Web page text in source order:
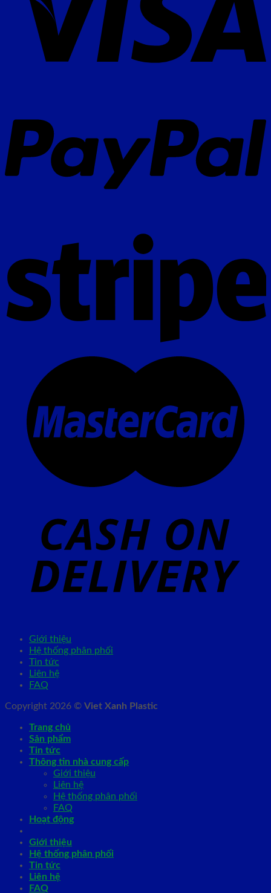
Giới thiệu
Hệ thống phân phối
Tin tức
Liên hệ
FAQ
Copyright 2026 © Viet Xanh Plastic
Trang chủ
Sản phẩm
Tin tức
Thông tin nhà cung cấp
Giới thiệu
Liên hệ
Hệ thống phân phối
FAQ
Hoạt động
Giới thiệu
Hệ thống phân phối
Tin tức
Liên hệ
FAQ